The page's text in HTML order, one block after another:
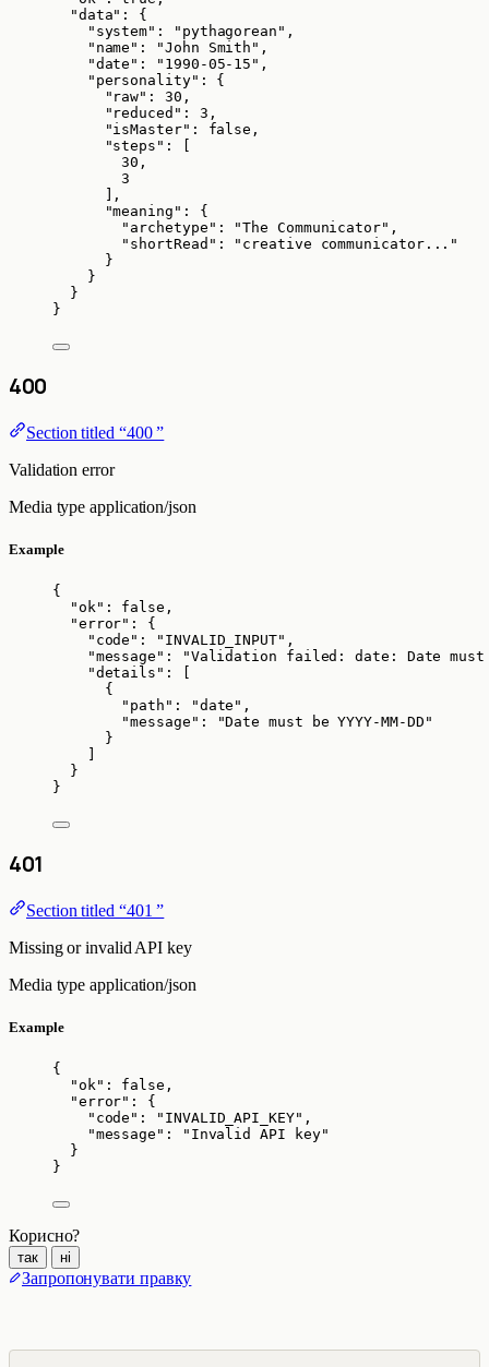
"data" : {
"system" : " pythagorean " ,
"name" : "John Smith " ,
"date" : " 1990-05-15 " ,
"personality" : {
"raw" : 30 ,
"reduced" : 3 ,
"isMaster" : false ,
"steps" : [
30 ,
3
],
"meaning" : {
"archetype" : "The Communicator" ,
"shortRead" : " creative communicator... "
}
}
}
}
400
Section titled “400 ”
Validation error
Media type application/json
Example
{
"ok" : false ,
"error" : {
"code" : " INVALID_INPUT" ,
"message" : "Validation failed: date: Date must be
"details" : [
{
"path" : "date " ,
"message" : "Date must be YYYY-MM-DD "
}
}
}
401
Section titled “401 ”
Missing or invalid API key
Media type application/json
Example
{
"ok" : false ,
"error" : {
"code" : " INVALID_API_KEY" ,
"message" : " Invalid API key"
}
}
Корисно?
так ні
Запропонувати правку